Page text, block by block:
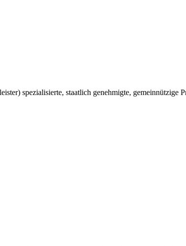
spezialisierte, staatlich genehmigte, gemeinnützige